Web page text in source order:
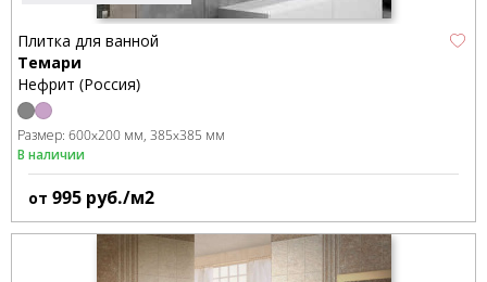
Плитка для ванной
Темари
Нефрит (Россия)
Размер: 600x200 мм 385x385 мм
В наличии
от 995 руб./м2